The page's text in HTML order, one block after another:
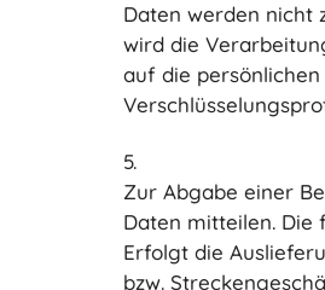
Daten werden nicht
wird die
auf die
5.
Zur Abgabe einer
Daten mitteilen.
Erfolgt die
bzw.